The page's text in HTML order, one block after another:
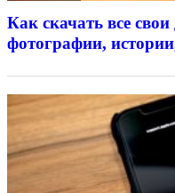
Как скачать все
фотографии,